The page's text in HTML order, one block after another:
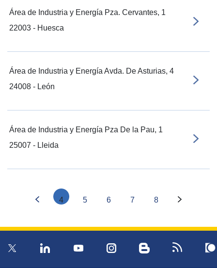
Área de Industria y Energía Pza. Cervantes, 1
22003 - Huesca
Área de Industria y Energía Avda. De Asturias, 4
24008 - León
Área de Industria y Energía Pza De la Pau, 1
25007 - Lleida
4 5 6 7 8